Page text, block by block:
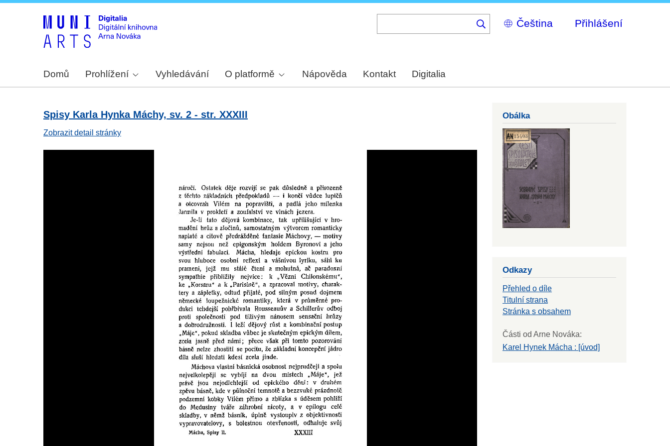
Select
your
Přihlášení
Domů Prohlížení Vyhledávání O platformě Nápověda Kontakt Digitalia
Spisy Karla Hynka Máchy, sv. 2 - str. XXXIII
Zobrazit detail stránky
Obálka
Odkazy
Přehled o díle
Titulní strana
Stránka s obsahem
Části od Arne Nováka:
Karel Hynek Mácha : [úvod]